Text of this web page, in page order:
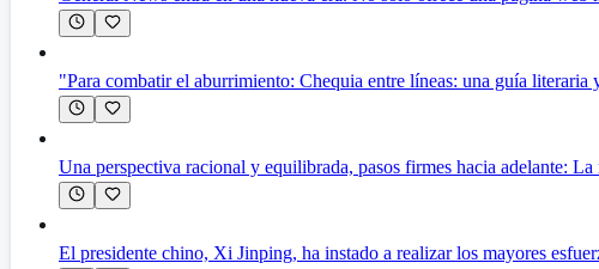
"Para combatir el aburrimiento: Chequia entre líneas: una guía
Una perspectiva racional y equilibrada, pasos firmes hacia adelante:
El presidente chino, Xi Jinping, ha instado a realizar los mayores